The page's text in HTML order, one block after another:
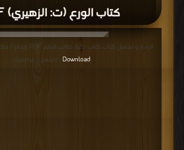
كتاب الورع (ت: الزهيري) PDF
قراءة و تحميل كتاب كتاب حلية طالب العلم PDF مجانا | مكتبة >
Download | التحميل : مرة/مرات